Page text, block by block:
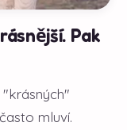
Pak
mluví.